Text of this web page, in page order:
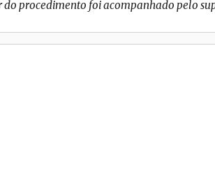
do procedimento foi acompanhado pelo